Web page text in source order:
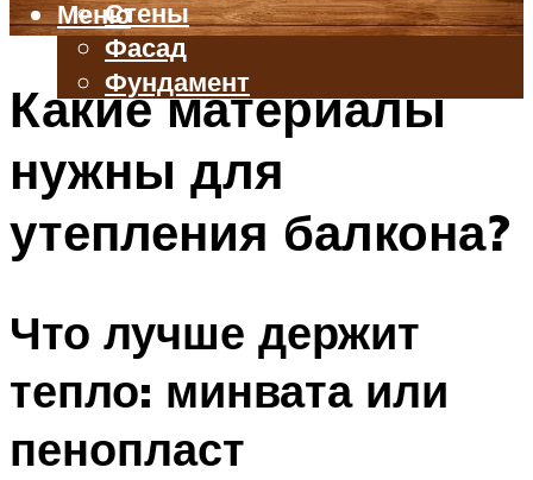
Стены
Фасад
Фундамент
БАЛКОН И ЛОДЖИЯ
ВЕНТИЛЯЦИЯ
ТРУБЫ
Меню
Какие материалы
нужны для
утепления балкона?
Что лучше держит
тепло: минвата или
пенопласт